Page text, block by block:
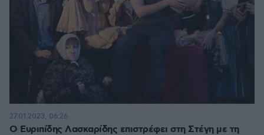
Ο Ευριπίδης Λασκαρίδης επιστρέφει στη Στέγη με τη
27.01.2023, 06:26